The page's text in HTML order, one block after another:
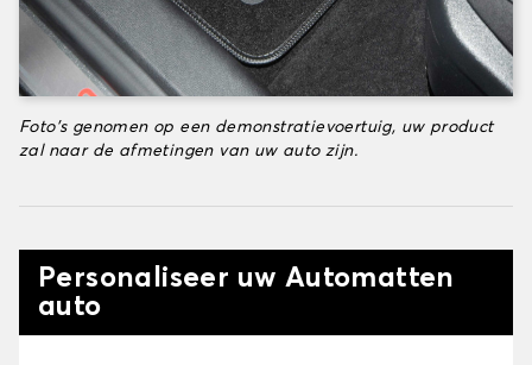
Foto's genomen op een demonstratievoertuig, uw product
zal naar de afmetingen van uw auto zijn.
Personaliseer uw Automatten
auto